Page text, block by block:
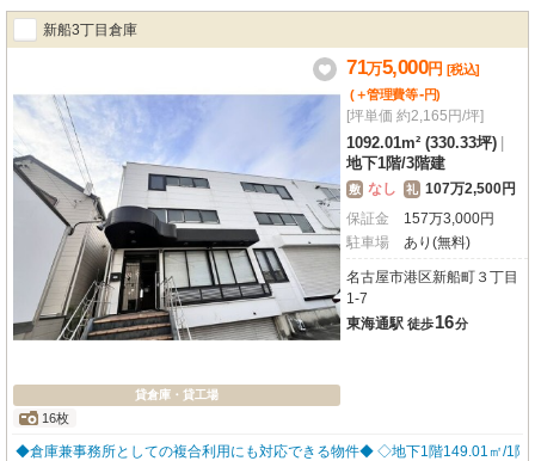
新船3丁目倉庫
貸倉庫・貸工場
16枚
71万5,000円 [税込]
(＋管理費等-円)
[坪単価 約2,165円/坪]
1092.01m² (330.33坪)
地下1階/3階建
敷 なし 礼 107万2,500円
保証金
157万3,000円
駐車場
あり(無料)
名古屋市港区新船町３丁目
1-7
東海通駅 徒歩16分
◆倉庫兼事務所としての複合利用にも対応できる物件◆ ◇地下1階149.01㎡/1階